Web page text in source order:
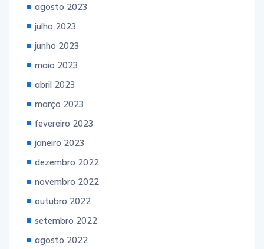
agosto 2023
julho 2023
junho 2023
maio 2023
abril 2023
março 2023
fevereiro 2023
janeiro 2023
dezembro 2022
novembro 2022
outubro 2022
setembro 2022
agosto 2022